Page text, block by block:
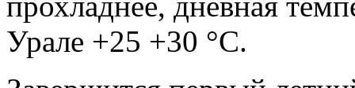
Урале +25 +30 °С.